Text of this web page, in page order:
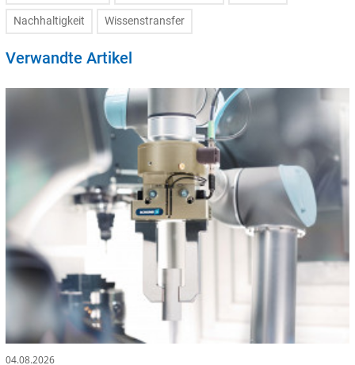
Nachhaltigkeit Wissenstransfer
Verwandte Artikel
04.08.2026